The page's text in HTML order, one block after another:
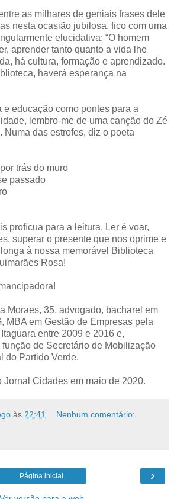
as milhares de geniais frases dele
nesta ocasião jubilosa, fico com uma
elucidativa: “O homem
aprender tanto quanto a vida lhe
há cultura, formação e aprendizado.
haverá esperança na
e educação como pontes para a
lembro-me de uma canção do Zé
Numa das estrofes, diz o poeta
trás do muro
passado
profícua para a leitura. Ler é voar,
superar o presente que nos oprime e
à nossa memorável Biblioteca
Rosa!
Moraes, 35, advogado, bacharel em
MBA em Gestão de Empresas pela
entre 2009 e 2016 e,
de Secretário de Mobilização
do Partido Verde.
Jornal Cidades em maio de 2020.
às 22:41 Nenhum comentário:
›
Página inicial